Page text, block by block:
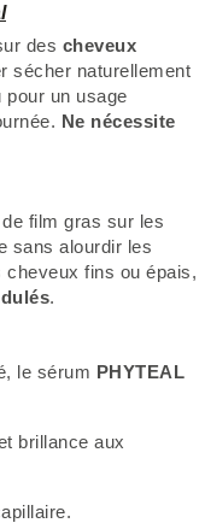
des cheveux
sécher naturellement
pour un usage
Ne nécessite
film gras sur les
sans alourdir les
cheveux fins ou épais,
.
le sérum PHYTEAL
brillance aux